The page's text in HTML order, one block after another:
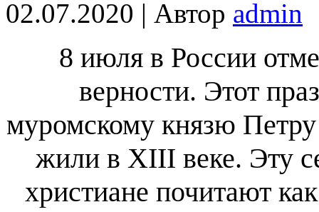
02.07.2020 | Автор admin
8 июля в России
верности. Этот
муромскому князю
жили в XIII веке. Эту
христиане почитают